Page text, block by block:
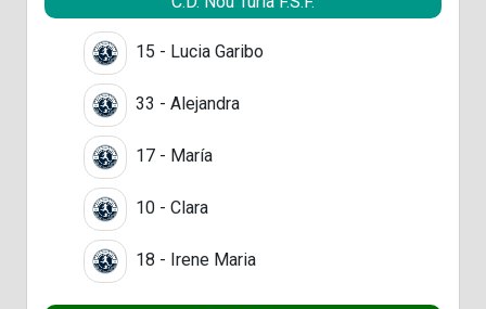
15 - Lucia Garibo
33 - Alejandra
17 - María
10 - Clara
18 - Irene Maria